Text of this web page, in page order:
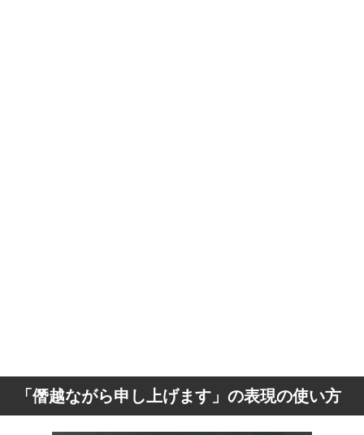
「僭越ながら申し上げます」の表現の使い方